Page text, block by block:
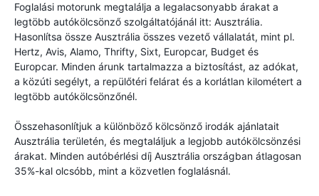
Foglalási motorunk megtalálja a legalacsonyabb árakat a
legtöbb autókölcsönző szolgáltatójánál itt: Ausztrália.
Hasonlítsa össze Ausztrália összes vezető vállalatát, mint pl.
Hertz, Avis, Alamo, Thrifty, Sixt, Europcar, Budget és
Europcar. Minden árunk tartalmazza a biztosítást, az adókat,
a közúti segélyt, a repülőtéri felárat és a korlátlan kilométert a
legtöbb autókölcsönzőnél.
Összehasonlítjuk a különböző kölcsönző irodák ajánlatait
Ausztrália területén, és megtaláljuk a legjobb autókölcsönzési
árakat. Minden autóbérlési díj Ausztrália országban átlagosan
35%-kal olcsóbb, mint a közvetlen foglalásnál.